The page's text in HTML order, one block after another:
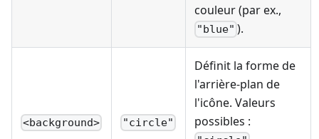
couleur (par ex.,
"blue" ).
<background> "circle"
Définit la forme de
l'arrière-plan de
l'icône. Valeurs
possibles :